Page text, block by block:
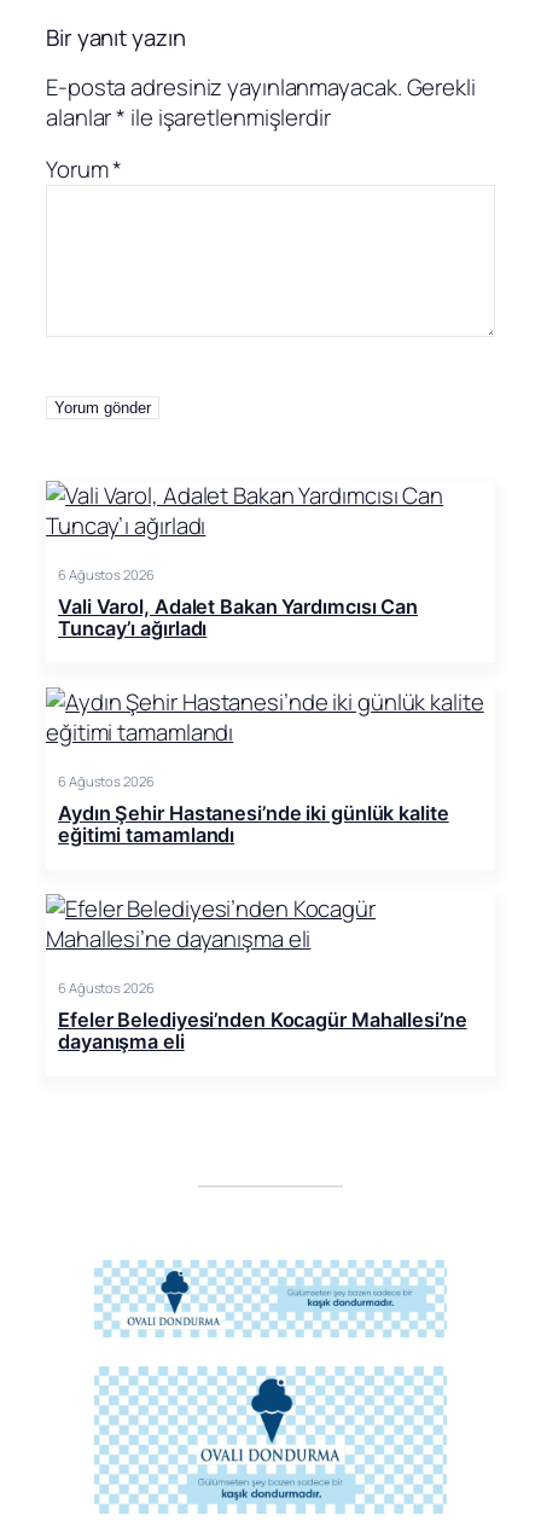
Bir yanıt yazın
E-posta adresiniz yayınlanmayacak.Gerekli
alanlar* ile işaretlenmişlerdir
Yorum*
6 Ağustos 2026
Vali Varol, Adalet Bakan Yardımcısı Can
Tuncay’ı ağırladı
6 Ağustos 2026
Aydın Şehir Hastanesi’nde iki günlük kalite
eğitimi tamamlandı
6 Ağustos 2026
Efeler Belediyesi’nden Kocagür Mahallesi’ne
dayanışma eli